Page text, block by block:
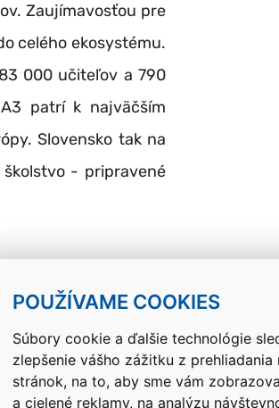
POUŽÍVAME COOKIES
Súbory cookie a ďalšie technológie
zlepšenie vášho zážitku z
stránok, na to, aby sme vám
a cielené reklamy, na analýzu
Zaujímavosťou pre
celého ekosystému.
000 učiteľov a 790
patrí k najväčším
Slovensko tak na
- pripravené
Návrat